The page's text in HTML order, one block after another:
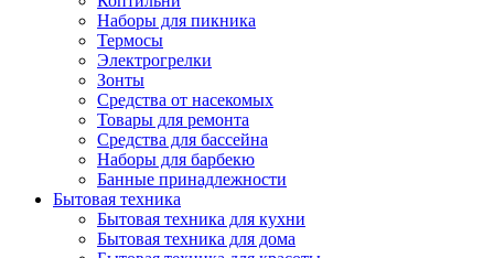
Наборы для пикника
Термосы
Электрогрелки
Зонты
Средства от насекомых
Товары для ремонта
Средства для бассейна
Наборы для барбекю
Банные принадлежности
Бытовая техника
Бытовая техника для кухни
Бытовая техника для дома